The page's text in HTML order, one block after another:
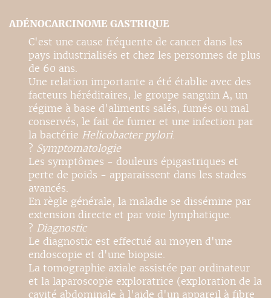
ADÉNOCARCINOME GASTRIQUE
C'est une cause fréquente de cancer dans les
pays industrialisés et chez les personnes de plus
de 60 ans.
Une relation importante a été établie avec des
facteurs héréditaires, le groupe sanguin A, un
régime à base d'aliments salés, fumés ou mal
conservés, le fait de fumer et une infection par
la bactérie Helicobacter pylori.
? Symptomatologie
Les symptômes - douleurs épigastriques et
perte de poids - apparaissent dans les stades
avancés.
En règle générale, la maladie se dissémine par
extension directe et par voie lymphatique.
? Diagnostic
Le diagnostic est effectué au moyen d'une
endoscopie et d'une biopsie.
La tomographie axiale assistée par ordinateur
et la laparoscopie exploratrice (exploration de la
cavité abdominale à l'aide d'un appareil à fibre